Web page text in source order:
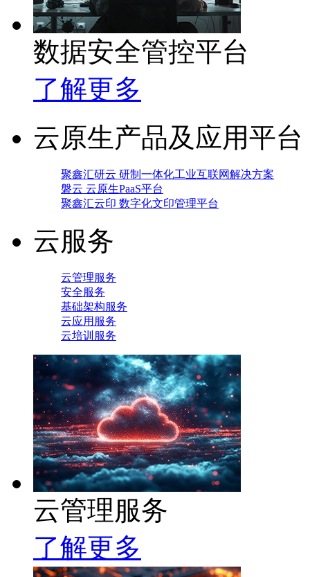
数据安全管控平台
了解更多
云原生产品及应用平台
聚鑫汇研云 研制一体化工业互联网解决方案
磐云 云原生PaaS平台
聚鑫汇云印 数字化文印管理平台
云服务
云管理服务
安全服务
基础架构服务
云应用服务
云培训服务
云管理服务
了解更多